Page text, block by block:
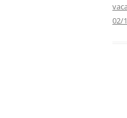
02/